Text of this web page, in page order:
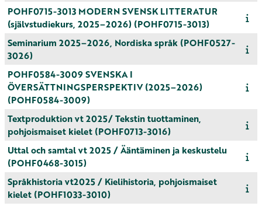
POHF0715-3013 MODERN SVENSK LITTERATUR
(självstudiekurs, 2025–2026) (POHF0715-3013)
Seminarium 2025–2026, Nordiska språk (POHF0527-
3026)
POHF0584-3009 SVENSKA I
ÖVERSÄTTNINGSPERSPEKTIV (2025–2026)
(POHF0584-3009)
Textproduktion vt 2025/ Tekstin tuottaminen,
pohjoismaiset kielet (POHF0713-3016)
Uttal och samtal vt 2025 / Ääntäminen ja keskustelu
(POHF0468-3015)
Språkhistoria vt2025 / Kielihistoria, pohjoismaiset
kielet (POHF1033-3010)